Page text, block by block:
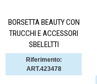
BORSETTA BEAUTY CON
TRUCCHI E ACCESSORI
SBELELTTI
Riferimento:
ART.423478